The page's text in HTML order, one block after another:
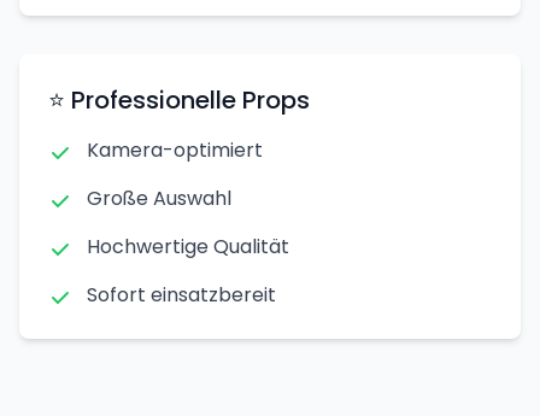
⭐ Professionelle Props
Kamera-optimiert
Große Auswahl
Hochwertige Qualität
Sofort einsatzbereit